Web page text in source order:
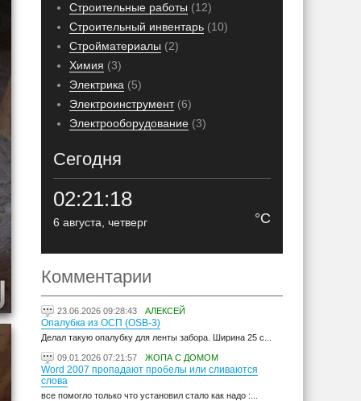
Строительные работы (12)
Строительный инвентарь (10)
Стройматериалы (2)
Химия (3)
Электрика (5)
Электроинструмент(6)
Электрооборудование (3)
Сегодня
°C
02:21:19
6 августа, четверг
Комментарии
23.06.2026 09:28:43 АЛЕКСЕЙ
Опалубка из ОСП (OSB-3)
Делал такую опалубку для ленты забора. Ширина 25 с...
09.01.2026 07:21:57 ЖОПА С ДОМОМ
Word 2007 пропадают пробелы или сливаются
слова
все помогло только что установил стало как надо :...